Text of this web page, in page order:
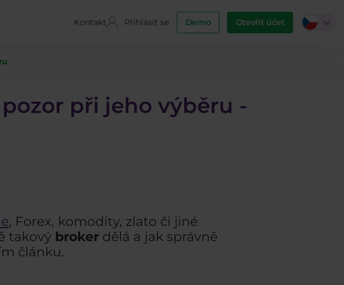
Kontakt Přihlásit se Demo Otevřít účet
při jeho výběru -
, Forex, komodity, zlato či jiné
takový broker dělá a jak správně
článku.